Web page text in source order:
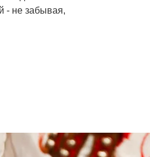
- не забывая,